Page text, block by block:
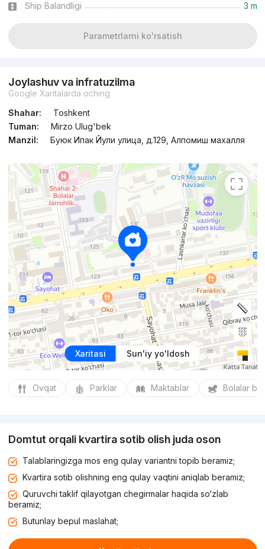
Ship Balandligi
3 m
Parametrlarni ko'rsatish
Joylashuv va infratuzilma
Google Xaritalarda oching
Shahar:
Toshkent
Tuman:
Mirzo Ulug'bek
Manzil:
Буюк Ипак Йули улица, д.129, Алпомиш махалля
Xaritasi Sun'iy yo'ldosh
Ovqat Parklar Maktablar Bolalar
Domtut orqali kvartira sotib olish juda oson
Talablaringizga mos eng qulay variantni topib beramiz;
Kvartira sotib olishning eng qulay vaqtini aniqlab beramiz;
Quruvchi taklif qilayotgan chegirmalar haqida so‘zlab
beramiz;
Butunlay bepul maslahat;